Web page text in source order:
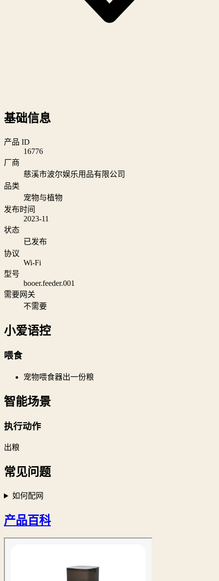
基础信息
产品 ID
16776
厂商
慈溪市波尔娱乐用品有限公司
品类
宠物与植物
发布时间
2023-11
状态
已发布
协议
Wi‑Fi
型号
booer.feeder.001
需要网关
不需要
小爱语控
喂食
宠物喂食器出一份粮
智能场景
执行动作
出粮
常见问题
如何配网
产品百科